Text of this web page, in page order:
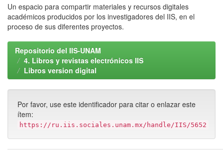
Un espacio para compartir materiales y recursos digitales
académicos producidos por los investigadores del IIS, en el
proceso de sus diferentes proyectos.
Repositorio del IIS-UNAM
4. Libros y revistas electrónicos IIS
Libros version digital
Por favor, use este identificador para citar o enlazar este
ítem:
https://ru.iis.sociales.unam.mx/handle/IIS/5652